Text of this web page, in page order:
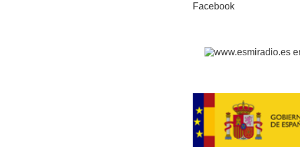
Facebook